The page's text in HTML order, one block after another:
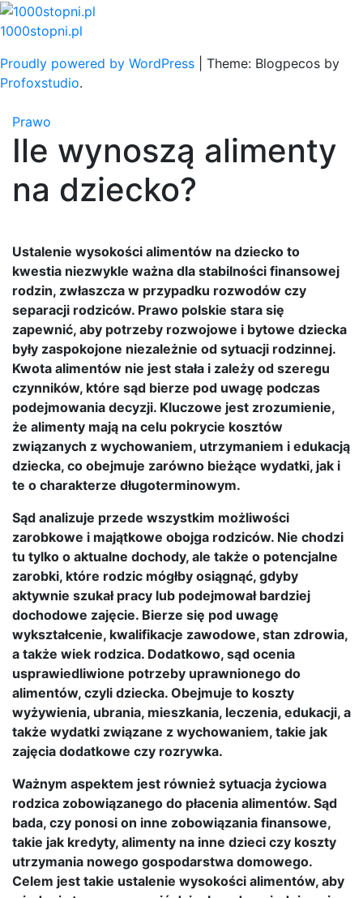
Skip
to
1000stopni.pl
Proudly powered by WordPress
Theme: Blogpecos by
Profoxstudio.
Prawo
Ile wynoszą alimenty
na dziecko?
Ustalenie wysokości alimentów na dziecko to
kwestia niezwykle ważna dla stabilności finansowej
rodzin, zwłaszcza w przypadku rozwodów czy
separacji rodziców. Prawo polskie stara się
zapewnić, aby potrzeby rozwojowe i bytowe dziecka
były zaspokojone niezależnie od sytuacji rodzinnej.
Kwota alimentów nie jest stała i zależy od szeregu
czynników, które sąd bierze pod uwagę podczas
podejmowania decyzji. Kluczowe jest zrozumienie,
że alimenty mają na celu pokrycie kosztów
związanych z wychowaniem, utrzymaniem i edukacją
dziecka, co obejmuje zarówno bieżące wydatki, jak i
te o charakterze długoterminowym.
Sąd analizuje przede wszystkim możliwości
zarobkowe i majątkowe obojga rodziców. Nie chodzi
tu tylko o aktualne dochody, ale także o potencjalne
zarobki, które rodzic mógłby osiągnąć, gdyby
aktywnie szukał pracy lub podejmował bardziej
dochodowe zajęcie. Bierze się pod uwagę
wykształcenie, kwalifikacje zawodowe, stan zdrowia,
a także wiek rodzica. Dodatkowo, sąd ocenia
usprawiedliwione potrzeby uprawnionego do
alimentów, czyli dziecka. Obejmuje to koszty
wyżywienia, ubrania, mieszkania, leczenia, edukacji, a
także wydatki związane z wychowaniem, takie jak
zajęcia dodatkowe czy rozrywka.
Ważnym aspektem jest również sytuacja życiowa
rodzica zobowiązanego do płacenia alimentów. Sąd
bada, czy ponosi on inne zobowiązania finansowe,
takie jak kredyty, alimenty na inne dzieci czy koszty
utrzymania nowego gospodarstwa domowego.
Celem jest takie ustalenie wysokości alimentów, aby